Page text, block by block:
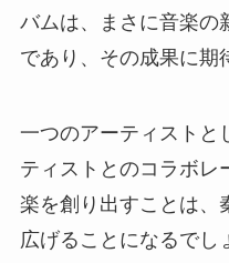
バムは、まさに音楽の
であり、その成果に期
一つのアーティストと
ティストとのコラボレ
楽を創り出すことは、
広げることになるでし